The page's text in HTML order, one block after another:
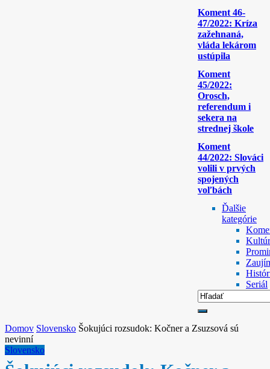
Koment 46-
47/2022: Kríza
zažehnaná,
vláda lekárom
ustúpila
Koment
45/2022:
Orosch,
referendum i
sekera na
strednej škole
Koment
44/2022: Slováci
volili v prvých
spojených
voľbách
Ďalšie
kategórie
Seriál
Domov Slovensko Šokujúci rozsudok: Kočner a Zsuzsová sú
nevinní
Slovensko